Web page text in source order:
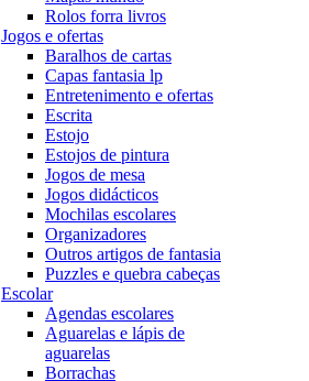
Rolos forra livros
Jogos e ofertas
Baralhos de cartas
Capas fantasia lp
Entretenimento e ofertas
Escrita
Estojo
Estojos de pintura
Jogos de mesa
Jogos didácticos
Mochilas escolares
Organizadores
Outros artigos de fantasia
Puzzles e quebra cabeças
Escolar
Agendas escolares
Aguarelas e lápis de
aguarelas
Borrachas